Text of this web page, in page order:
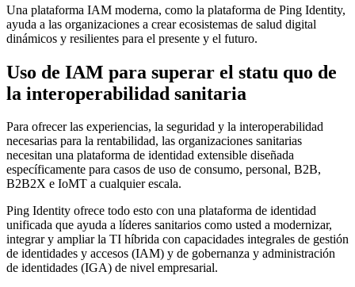
Una plataforma IAM moderna, como la plataforma de Ping Identity,
ayuda a las organizaciones a crear ecosistemas de salud digital
dinámicos y resilientes para el presente y el futuro.
Uso de IAM para superar el statu quo de
la interoperabilidad sanitaria
Para ofrecer las experiencias, la seguridad y la interoperabilidad
necesarias para la rentabilidad, las organizaciones sanitarias
necesitan una plataforma de identidad extensible diseñada
específicamente para casos de uso de consumo, personal, B2B,
B2B2X e IoMT a cualquier escala.
Ping Identity ofrece todo esto con una plataforma de identidad
unificada que ayuda a líderes sanitarios como usted a modernizar,
integrar y ampliar la TI híbrida con capacidades integrales de gestión
de identidades y accesos (IAM) y de gobernanza y administración
de identidades (IGA) de nivel empresarial.